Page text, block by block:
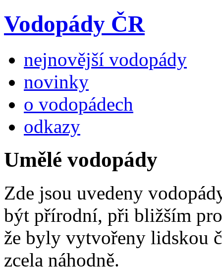
Vodopády ČR
nejnovější vodopády
novinky
o vodopádech
odkazy
Umělé vodopády
Zde jsou uvedeny
být přírodní, při bližším
že byly vytvořeny lidskou
zcela náhodně.